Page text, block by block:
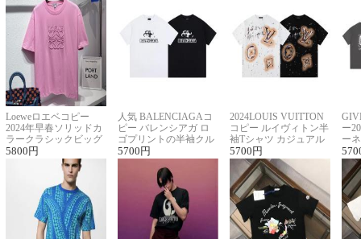
Loeweロエベコピー
2024年早春ソリッドカ
ラークラシックビッグ
ロゴ刺繍Tシャツ
5800 円
人気 BALENCIAGAコ
ピー バレンシアガ ロ
ゴプリントの半袖クル
ーネックTシャツ
5700 円
2024LOUIS VUITTON
コピー ルイヴィトン半
袖Tシャツ カジュアル
に馴染む 2色展開
5700 円
ー
ー
ー